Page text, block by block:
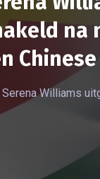
na
Serena Williams